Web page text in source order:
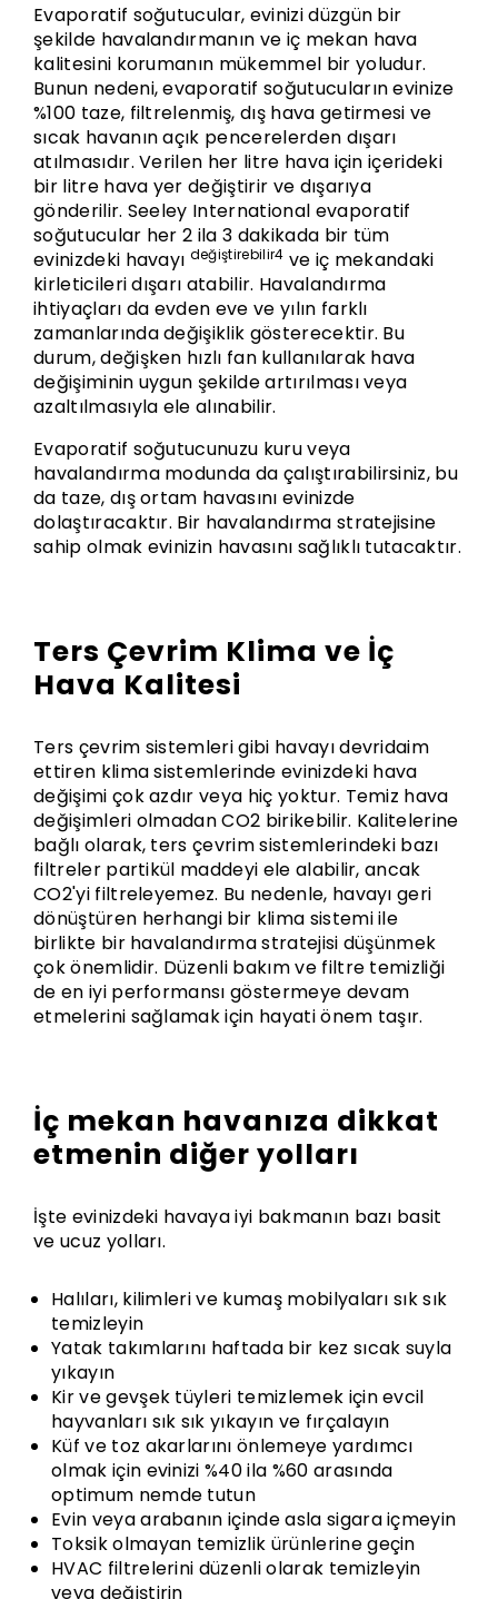
Evaporatif soğutucular, evinizi düzgün bir
şekilde havalandırmanın ve iç mekan hava
kalitesini korumanın mükemmel bir yoludur.
Bunun nedeni, evaporatif soğutucuların evinize
%100 taze, filtrelenmiş, dış hava getirmesi ve
sıcak havanın açık pencerelerden dışarı
atılmasıdır. Verilen her litre hava için içerideki
bir litre hava yer değiştirir ve dışarıya
gönderilir. Seeley International evaporatif
soğutucular her 2 ila 3 dakikada bir tüm
evinizdeki havayı değiştirebilir4 ve iç mekandaki
kirleticileri dışarı atabilir. Havalandırma
ihtiyaçları da evden eve ve yılın farklı
zamanlarında değişiklik gösterecektir. Bu
durum, değişken hızlı fan kullanılarak hava
değişiminin uygun şekilde artırılması veya
azaltılmasıyla ele alınabilir.
Evaporatif soğutucunuzu kuru veya
havalandırma modunda da çalıştırabilirsiniz, bu
da taze, dış ortam havasını evinizde
dolaştıracaktır. Bir havalandırma stratejisine
sahip olmak evinizin havasını sağlıklı tutacaktır.
Ters Çevrim Klima ve İç
Hava Kalitesi
Ters çevrim sistemleri gibi havayı devridaim
ettiren klima sistemlerinde evinizdeki hava
değişimi çok azdır veya hiç yoktur. Temiz hava
değişimleri olmadan CO2 birikebilir. Kalitelerine
bağlı olarak, ters çevrim sistemlerindeki bazı
filtreler partikül maddeyi ele alabilir, ancak
CO2'yi filtreleyemez. Bu nedenle, havayı geri
dönüştüren herhangi bir klima sistemi ile
birlikte bir havalandırma stratejisi düşünmek
çok önemlidir. Düzenli bakım ve filtre temizliği
de en iyi performansı göstermeye devam
etmelerini sağlamak için hayati önem taşır.
İç mekan havanıza dikkat
etmenin diğer yolları
İşte evinizdeki havaya iyi bakmanın bazı basit
ve ucuz yolları.
Halıları, kilimleri ve kumaş mobilyaları sık sık
temizleyin
Yatak takımlarını haftada bir kez sıcak suyla
yıkayın
Kir ve gevşek tüyleri temizlemek için evcil
hayvanları sık sık yıkayın ve fırçalayın
Küf ve toz akarlarını önlemeye yardımcı
olmak için evinizi %40 ila %60 arasında
optimum nemde tutun
Evin veya arabanın içinde asla sigara içmeyin
Toksik olmayan temizlik ürünlerine geçin
HVAC filtrelerini düzenli olarak temizleyin
veya değiştirin